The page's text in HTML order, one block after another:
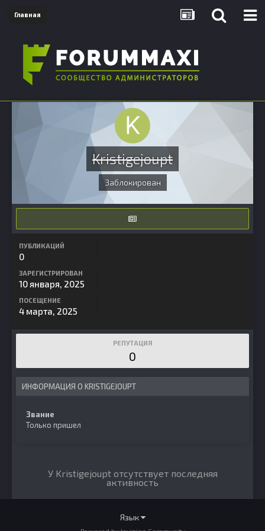
Главная
Kristigejoupt
Заблокирован
ПУБЛИКАЦИЙ
0
ЗАРЕГИСТРИРОВАН
10 января, 2025
ПОСЕЩЕНИЕ
4 марта, 2025
РЕПУТАЦИЯ
0
ИНФОРМАЦИЯ О KRISTIGEJOUPT
Звание
Только пришел
У Kristigejoupt отсутствует последняя
активность
Язык